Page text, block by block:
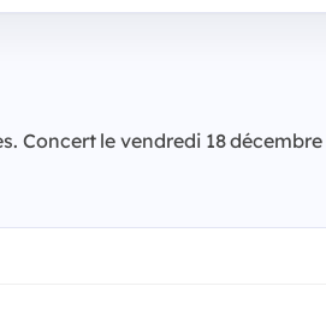
le vendredi 18